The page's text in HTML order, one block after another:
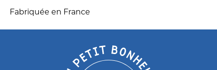
baleine
Fabriquée en France